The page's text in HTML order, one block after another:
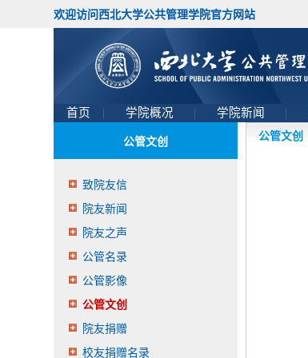
欢迎访问西北大学公共管理学院官方网站
首页 | 学院概况 | 学院新闻 |
公管文创
致院友信
院友新闻
院友之声
公管名录
公管影像
公管文创
院友捐赠
校友捐赠名录
公管文创